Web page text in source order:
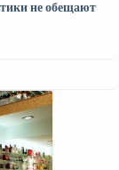
не обещают